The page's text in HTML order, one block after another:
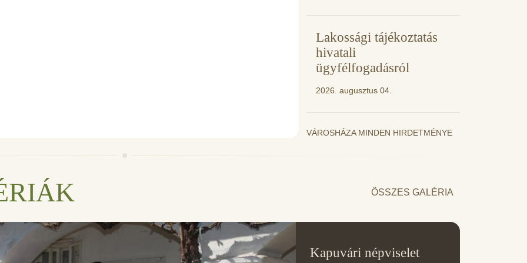
Lakossági tájékoztatás
hivatali
ügyfélfogadásról
2026. augusztus 04.
VÁROSHÁZA MINDEN HIRDETMÉNYE
ÖSSZES GALÉRIA
Kapuvári népviselet